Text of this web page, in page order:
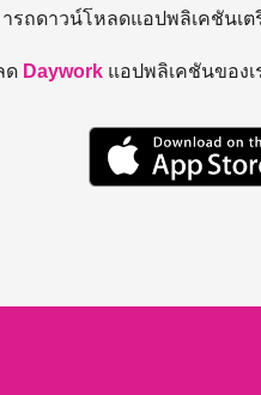
รถดาวน์โหลดแอปพลิเคชันเ
ด Daywork แอปพลิเคชันของเ